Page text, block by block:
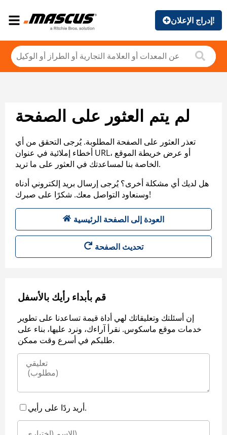
إدراج الإعلان!
لم يتم العثور على الصفحة
تعذر العثور على الصفحة المطلوبة. يُرجى التحقق من أي
أخطاء إملائية في عنوان URL، أو عرض خريطة الموقع
الخاصة بنا لمساعدتك في العثور على ما تريد.
هل لديك أي مشكلة أخرى؟ يُرجى إرسال بريد إلكتروني أدناه
وسنعاود التواصل معك. شكرًا على صبرك!
العودة إلى الصفحة الرئيسية
تحديث الصفحة
قم بأبداء رأيك بالأسفل
إن أسئلتك وتعليقاتك لهي أداة قيمة تساعدنا على تطوير
خدمات موقع ماسكوس. نقرأ آراءك، ونرد عليها، بناء على
طلبكم في أسرع وقت ممكن.
أريد ردًا على رأيي.